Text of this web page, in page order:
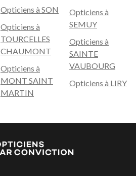
Opticiens à SON
Opticiens à
TOURCELLES
CHAUMONT
Opticiens à
MONT SAINT
MARTIN
Opticiens à
SEMUY
Opticiens à
SAINTE
VAUBOURG
Opticiens à LIRY